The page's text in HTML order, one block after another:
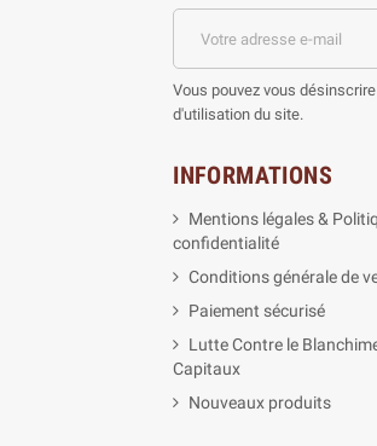
Vous pouvez vous
d'utilisation du site.
INFORMATIONS
Mentions légales &
confidentialité
Conditions générale de
Paiement sécurisé
Lutte Contre le
Capitaux
Nouveaux produits